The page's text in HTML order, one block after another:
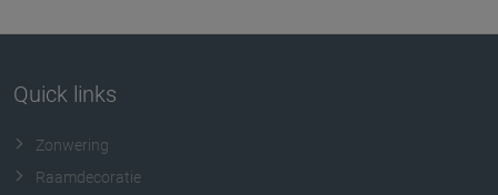
Quick links
Zonwering
Raamdecoratie